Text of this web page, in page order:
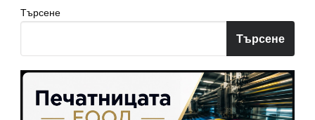
Търсене
Търсене